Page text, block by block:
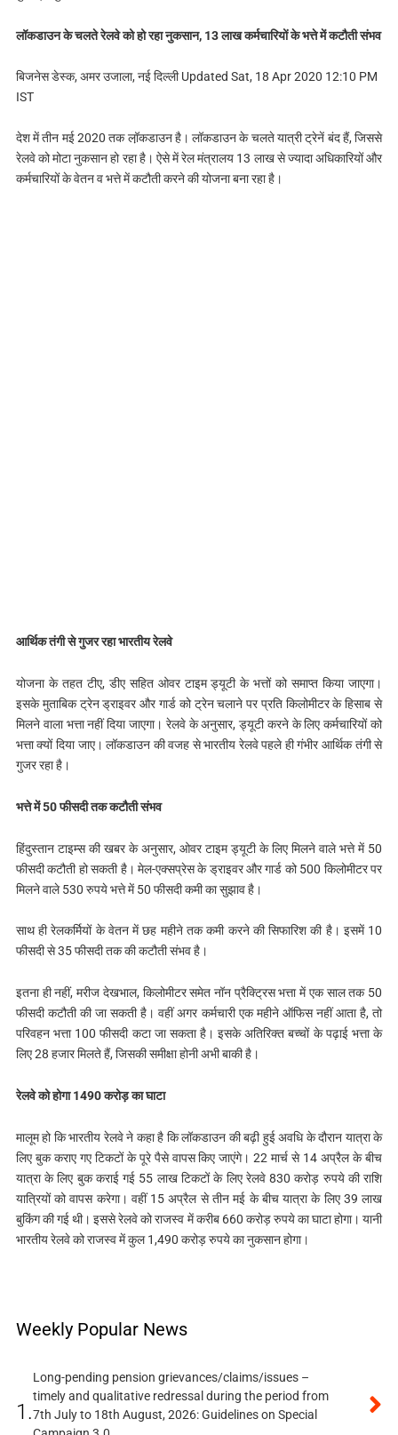
लॉकडाउन के चलते रेलवे को हो रहा नुकसान, 13 लाख कर्मचारियों के भत्ते में कटौती संभव
बिजनेस डेस्क, अमर उजाला, नई दिल्ली Updated Sat, 18 Apr 2020 12:10 PM
IST
देश में तीन मई 2020 तक लॉ़कडाउन है। लॉकडाउन के चलते यात्री ट्रेनें बंद हैं, जिससे
रेलवे को मोटा नुकसान हो रहा है। ऐसे में रेल मंत्रालय 13 लाख से ज्यादा अधिकारियों और
कर्मचारियों के वेतन व भत्ते में कटौती करने की योजना बना रहा है।
आर्थिक तंगी से गुजर रहा भारतीय रेलवे
योजना के तहत टीए, डीए सहित ओवर टाइम ड्यूटी के भत्तों को समाप्त किया जाएगा।
इसके मुताबिक ट्रेन ड्राइवर और गार्ड को ट्रेन चलाने पर प्रति किलोमीटर के हिसाब से
मिलने वाला भत्ता नहीं दिया जाएगा। रेलवे के अनुसार, ड्यूटी करने के लिए कर्मचारियों को
भत्ता क्यों दिया जाए। लॉकडाउन की वजह से भारतीय रेलवे पहले ही गंभीर आर्थिक तंगी से
गुजर रहा है।
भत्ते में 50 फीसदी तक कटौती संभव
हिंदुस्तान टाइम्स की खबर के अनुसार, ओवर टाइम ड्यूटी के लिए मिलने वाले भत्ते में 50
फीसदी कटौती हो सकती है। मेल-एक्सप्रेस के ड्राइवर और गार्ड को 500 किलोमीटर पर
मिलने वाले 530 रुपये भत्ते में 50 फीसदी कमी का सुझाव है।
साथ ही रेलकर्मियों के वेतन में छह महीने तक कमी करने की सिफारिश की है। इसमें 10
फीसदी से 35 फीसदी तक की कटौती संभव है।
इतना ही नहीं, मरीज देखभाल, किलोमीटर समेत नॉन प्रैक्ट्रिस भत्ता में एक साल तक 50
फीसदी कटौती की जा सकती है। वहीं अगर कर्मचारी एक महीने ऑफिस नहीं आता है, तो
परिवहन भत्ता 100 फीसदी कटा जा सकता है। इसके अतिरिक्त बच्चों के पढ़ाई भत्ता के
लिए 28 हजार मिलते हैं, जिसकी समीक्षा होनी अभी बाकी है।
रेलवे को होगा 1490 करोड़ का घाटा
मालूम हो कि भारतीय रेलवे ने कहा है कि लॉकडाउन की बढ़ी हुई अवधि के दौरान यात्रा के
लिए बुक कराए गए टिकटों के पूरे पैसे वापस किए जाएंगे। 22 मार्च से 14 अप्रैल के बीच
यात्रा के लिए बुक कराई गई 55 लाख टिकटों के लिए रेलवे 830 करोड़ रुपये की राशि
यात्रियों को वापस करेगा। वहीं 15 अप्रैल से तीन मई के बीच यात्रा के लिए 39 लाख
बुकिंग की गई थी। इससे रेलवे को राजस्व में करीब 660 करोड़ रुपये का घाटा होगा। यानी
भारतीय रेलवे को राजस्व में कुल 1,490 करोड़ रुपये का नुकसान होगा।
Weekly Popular News
1.
Long-pending pension grievances/claims/issues –
timely and qualitative redressal during the period from
7th July to 18th August, 2026: Guidelines on Special